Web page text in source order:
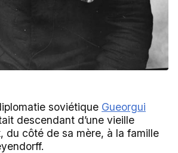
soviétique Gueorgui
descendant d’une vieille
du côté de sa mère, à la famille